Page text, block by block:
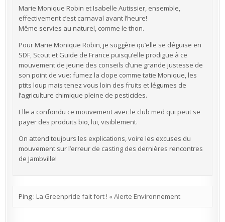
Marie Monique Robin et Isabelle Autissier, ensemble,
effectivement c’est carnaval avant l’heure!
Même servies au naturel, comme le thon.
Pour Marie Monique Robin, je suggère qu’elle se déguise en
SDF, Scout et Guide de France puisqu’elle prodigue à ce
mouvement de jeune des conseils d’une grande justesse de
son point de vue: fumez la clope comme tatie Monique, les
ptits loup mais tenez vous loin des fruits et légumes de
l’agriculture chimique pleine de pesticides.
Elle a confondu ce mouvement avec le club med qui peut se
payer des produits bio, lui, visiblement.
On attend toujours les explications, voire les excuses du
mouvement sur l’erreur de casting des dernières rencontres
de Jambville!
Ping : La Greenpride fait fort ! « Alerte Environnement